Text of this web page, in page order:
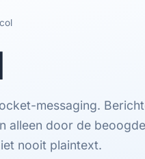
messaging.
alleen door de beoogde
nooit plaintext.